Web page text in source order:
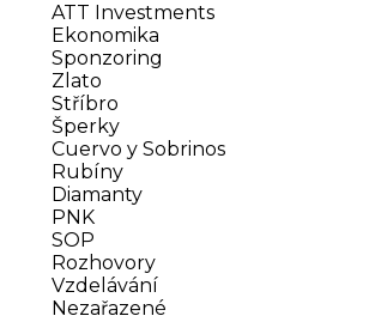
ATT Investments
Ekonomika
Sponzoring
Zlato
Stříbro
Šperky
Cuervo y Sobrinos
Rubíny
Diamanty
PNK
SOP
Rozhovory
Vzdelávání
Nezařazené